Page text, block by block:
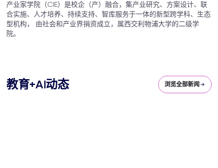
产业家学院（CIE）是校企（产）融合，集产业研究、方案设计、联
合实施、人才培养、持续支持、智库服务于一体的新型跨学科、生态
型机构， 由社会和产业界捐资成立，属西交利物浦大学的二级学
院。
教育+AI动态 浏览全部新闻